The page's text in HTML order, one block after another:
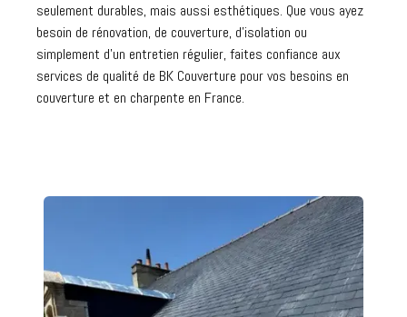
seulement durables, mais aussi esthétiques. Que vous ayez
besoin de rénovation, de couverture, d'isolation ou
simplement d'un entretien régulier, faites confiance aux
services de qualité de BK Couverture pour vos besoins en
couverture et en charpente en France.